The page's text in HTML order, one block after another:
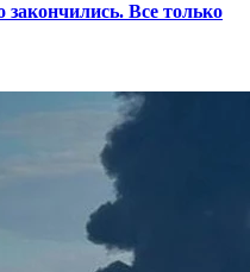
закончились. Все только